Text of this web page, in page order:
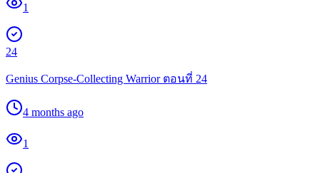
1
24
Genius Corpse-Collecting Warrior ตอนที่ 24
4 months ago
1